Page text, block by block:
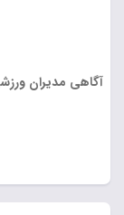
آگاهی مدیران